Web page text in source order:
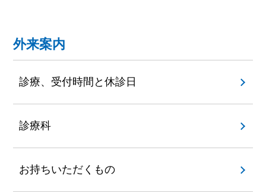
外来案内
診療、受付時間と休診日
診療科
お持ちいただくもの